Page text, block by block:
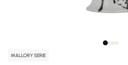
MALLORY SERIE